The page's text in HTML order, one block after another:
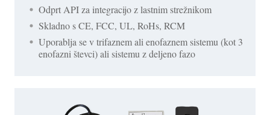
Odprt API za integracijo z lastnim strežnikom
Skladno s CE, FCC, UL, RoHs, RCM
Uporablja se v trifaznem ali enofaznem sistemu (kot 3
enofazni števci) ali sistemu z deljeno fazo